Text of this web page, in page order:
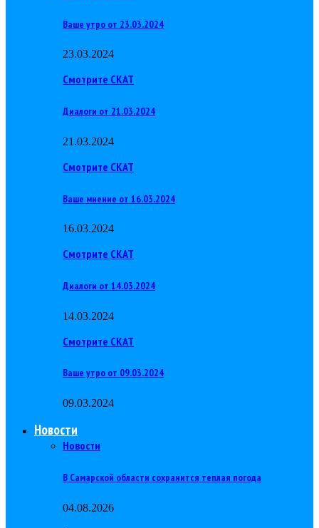
Ваше утро от 23.03.2024
23.03.2024
Смотрите СКАТ
Диалоги от 21.03.2024
21.03.2024
Смотрите СКАТ
Ваше мнение от 16.03.2024
16.03.2024
Смотрите СКАТ
Диалоги от 14.03.2024
14.03.2024
Смотрите СКАТ
Ваше утро от 09.03.2024
09.03.2024
Новости
Новости
В Самарской области сохранится теплая погода
04.08.2026